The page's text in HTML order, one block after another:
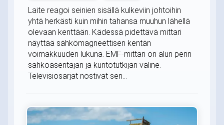
Laite reagoi seinien sisällä kulkeviin johtoihin
yhtä herkästi kuin mihin tahansa muuhun lähellä
olevaan kenttään. Kädessä pidettävä mittari
näyttää sähkömagneettisen kentän
voimakkuuden lukuna. EMF-mittari on alun perin
sähköasentajan ja kuntotutkijan väline.
Televisiosarjat nostivat sen...